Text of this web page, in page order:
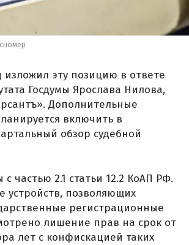
изложил эту позицию в ответе
Госдумы Ярослава Нилова,
Дополнительные
включить в
обзор судебной
частью 2.1 статьи 12.2 КоАП РФ.
устройств, позволяющих
регистрационные
лишение прав на срок от
лет с конфискацией таких